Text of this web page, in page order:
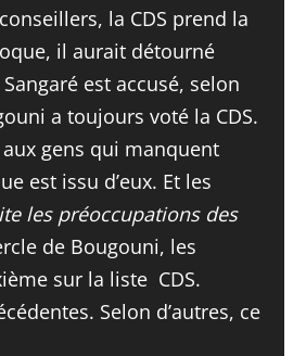
la CDS prend la
il aurait détourné
est accusé, selon
a toujours voté la CDS.
gens qui manquent
est issu d’eux. Et les
les préoccupations des
de Bougouni, les
sur la liste CDS.
Selon d’autres, ce